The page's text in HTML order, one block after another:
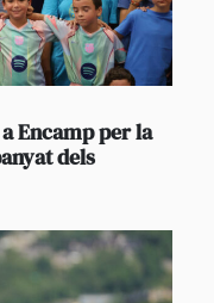
Encamp per la
dels